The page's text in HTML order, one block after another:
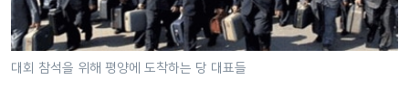
비
게
이
대회 참석을 위해 평양에 도착하는 당 대표들